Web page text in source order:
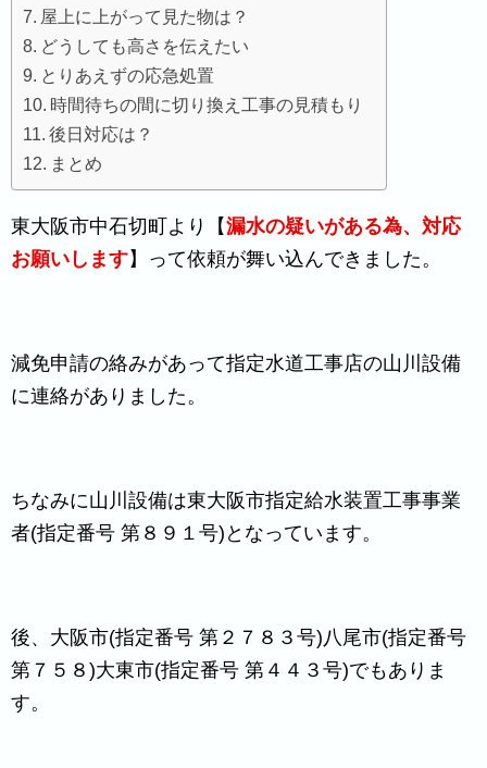
屋上に上がって見た物は？
どうしても高さを伝えたい
とりあえずの応急処置
時間待ちの間に切り換え工事の見積もり
後日対応は？
まとめ
東大阪市中石切町より【漏水の疑いがある為、対応
お願いします】って依頼が舞い込んできました。
減免申請の絡みがあって指定水道工事店の山川設備
に連絡がありました。
ちなみに山川設備は東大阪市指定給水装置工事事業
者(指定番号 第８９１号)となっています。
後、大阪市(指定番号 第２７８３号)八尾市(指定番号
第７５８)大東市(指定番号 第４４３号)でもありま
す。